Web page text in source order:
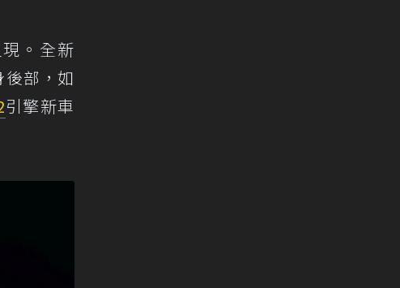
。全新
後部，如
引擎新車